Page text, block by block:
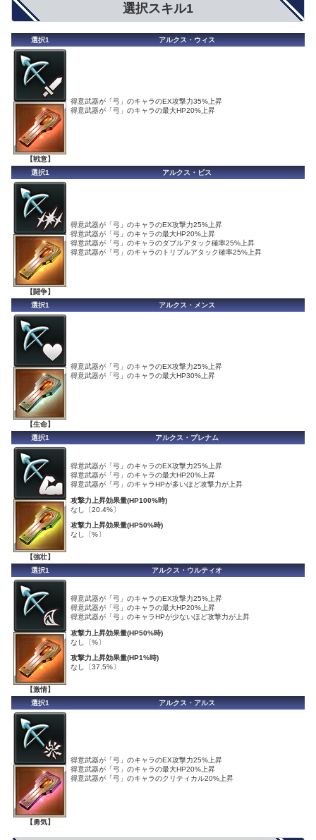
選択スキル1
選択1 アルクス・ウィス
【戦意】
得意武器が「弓」のキャラのEX攻撃力35%上昇
得意武器が「弓」のキャラの最大HP20%上昇
選択1 アルクス・ビス
【闘争】
得意武器が「弓」のキャラのEX攻撃力25%上昇
得意武器が「弓」のキャラの最大HP20%上昇
得意武器が「弓」のキャラのダブルアタック確率25%上昇
得意武器が「弓」のキャラのトリプルアタック確率25%上昇
選択1 アルクス・メンス
【生命】
得意武器が「弓」のキャラのEX攻撃力25%上昇
得意武器が「弓」のキャラの最大HP30%上昇
選択1 アルクス・プレナム
【強壮】
得意武器が「弓」のキャラのEX攻撃力25%上昇
得意武器が「弓」のキャラの最大HP20%上昇
得意武器が「弓」のキャラHPが多いほど攻撃力が上昇
攻撃力上昇効果量(HP100%時)
なし〔20.4%〕
攻撃力上昇効果量(HP50%時)
なし〔%〕
選択1 アルクス・ウルティオ
【激情】
得意武器が「弓」のキャラのEX攻撃力25%上昇
得意武器が「弓」のキャラの最大HP20%上昇
得意武器が「弓」のキャラHPが少ないほど攻撃力が上昇
攻撃力上昇効果量(HP50%時)
なし〔%〕
攻撃力上昇効果量(HP1%時)
なし〔37.5%〕
選択1 アルクス・アルス
【勇気】
得意武器が「弓」のキャラのEX攻撃力25%上昇
得意武器が「弓」のキャラの最大HP20%上昇
得意武器が「弓」のキャラのクリティカル20%上昇